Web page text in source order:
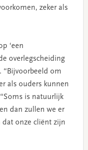
zeker als
‘een
overlegscheiding
“Bijvoorbeeld om
als ouders kunnen
is natuurlijk
dan zullen we er
dat onze cliënt zijn